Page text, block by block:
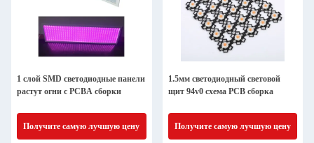
1 слой SMD светодиодные панели
растут огни с PCBA сборки
Получите самую лучшую цену
1.5мм светодиодный световой
щит 94v0 схема PCB сборка
Получите самую лучшую цену